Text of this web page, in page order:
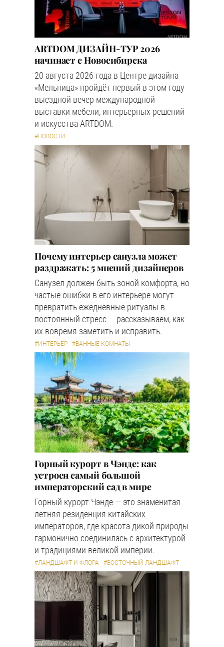
ARTDOM ДИЗАЙН-ТУР 2026
начинает с Новосибирска
20 августа 2026 года в Центре дизайна
«Мельница» пройдёт первый в этом году
выездной вечер международной
выставки мебели, интерьерных решений
и искусства ARTDOM.
#НОВОСТИ
Почему интерьер санузла может
раздражать: 5 мнений дизайнеров
Санузел должен быть зоной комфорта, но
частые ошибки в его интерьере могут
превратить ежедневные ритуалы в
постоянный стресс — рассказываем, как
их вовремя заметить и исправить.
#ИНТЕРЬЕР #ВАННЫЕ КОМНАТЫ
Горный курорт в Чэнде: как
устроен самый большой
императорский сад в мире
Горный курорт Чэнде — это знаменитая
летняя резиденция китайских
императоров, где красота дикой природы
гармонично соединилась с архитектурой
и традициями великой империи.
#ЛАНДШАФТ И ФЛОРА #ВОСТОЧНЫЙ ЛАНДШАФТ